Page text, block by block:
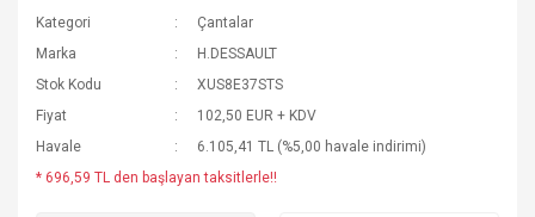
Kategori
Çantalar
Marka
H.DESSAULT
Stok Kodu
XUS8E37STS
Fiyat
102,50 EUR + KDV
Havale
6.105,41 TL (%5,00 havale indirimi)
* 696,59 TL den başlayan taksitlerle!!